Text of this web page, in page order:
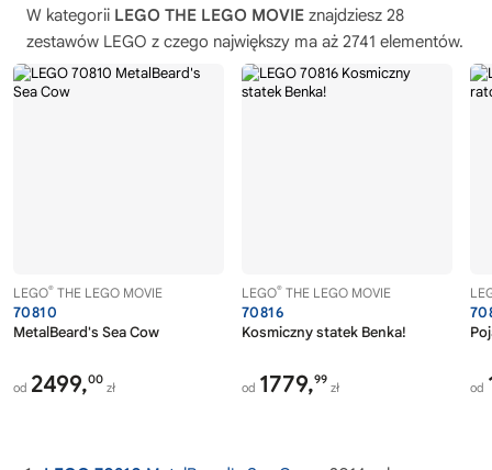
W kategorii LEGO THE LEGO MOVIE znajdziesz 28
zestawów LEGO z czego największy ma aż 2741 elementów.
LEGO® THE LEGO MOVIE
70810
MetalBeard's Sea Cow
od 2499,00
zł
LEGO® THE LEGO MOVIE
70816
Kosmiczny statek Benka!
od 1779,99
zł od